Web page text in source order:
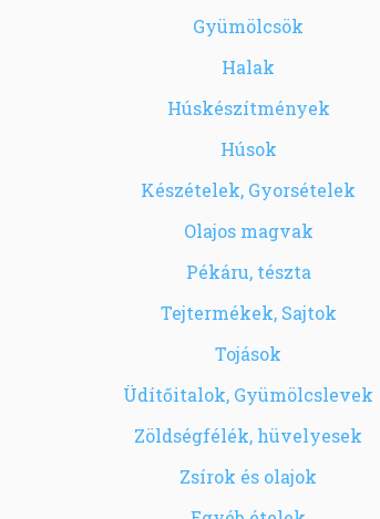
Gyümölcsök
Halak
Húskészítmények
Húsok
Készételek, Gyorsételek
Olajos magvak
Pékáru, tészta
Tejtermékek, Sajtok
Tojások
Üdítőitalok, Gyümölcslevek
Zöldségfélék, hüvelyesek
Zsírok és olajok